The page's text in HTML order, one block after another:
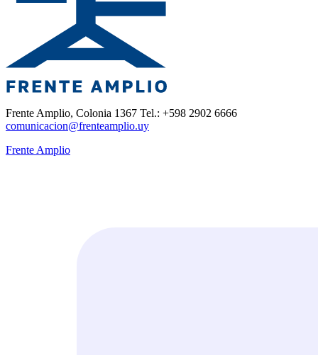
Frente Amplio, Colonia 1367 Tel.: +598 2902 6666
comunicacion@frenteamplio.uy
Frente Amplio